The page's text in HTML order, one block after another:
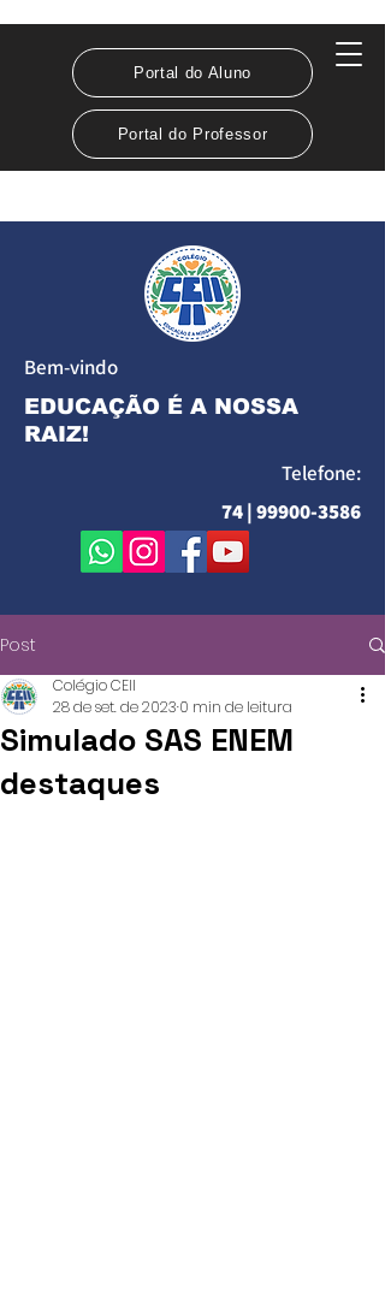
Portal do Aluno
Portal do Professor
Bem-vindo
EDUCAÇÃO É A NOSSA
RAIZ!
Telefone:
74 |99900-3586
Post
Simulado SAS ENEM
destaques
Colégio CEII
28 de set. de 2023 0 min de leitura